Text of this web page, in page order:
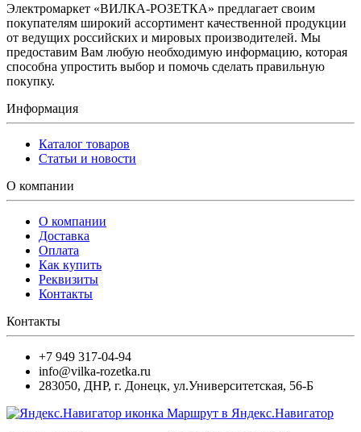
Электромаркет «ВИЛКА-РОЗЕТКА» предлагает своим
покупателям широкий ассортимент качественной продукции
от ведущих российских и мировых производителей. Мы
предоставим Вам любую необходимую информацию, которая
способна упростить выбор и помочь сделать правильную
покупку.
Информация
Каталог товаров
Статьи и новости
О компании
О компании
Доставка
Оплата
Как купить
Реквизиты
Контакты
Контакты
+7 949 317-04-94
info@vilka-rozetka.ru
283050, ДНР, г. Донецк, ул.Университетская, 56-Б
Маршрут в Яндекс.Навигатор